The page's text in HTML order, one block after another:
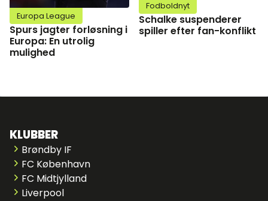
Europa League
Spurs jagter forløsning i
Europa: En utrolig
mulighed
Fodboldnyt
Schalke suspenderer
spiller efter fan-konflikt
KLUBBER
Brøndby IF
FC København
FC Midtjylland
Liverpool